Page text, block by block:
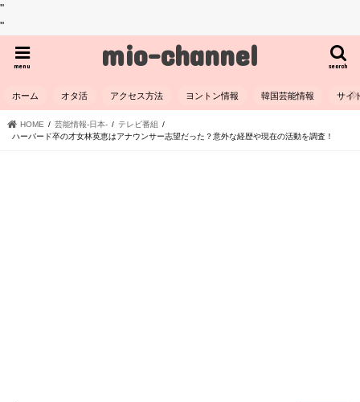
"
"
mio-channel search
menu
ホーム オタ活 アクセス方法 ヨントン情報 韓国芸能情報 サイ
HOME 芸能情報-日本-
テレビ番組
ハーバード卒の才女林英恵はアナウンサー志望だった？意外な経歴や現在の活動を調査！